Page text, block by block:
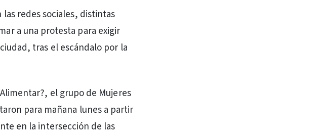
redes sociales, distintas
a una protesta para exigir
tras el escándalo por la
el grupo de Mujeres
para mañana lunes a partir
en la intersección de las